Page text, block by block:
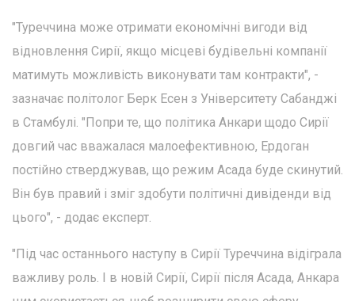
"Туреччина може отримати економічні вигоди від
відновлення Сирії, якщо місцеві будівельні компанії
матимуть можливість виконувати там контракти", -
зазначає політолог Берк Есен з Університету Сабанджі
в Стамбулі. "Попри те, що політика Анкари щодо Сирії
довгий час вважалася малоефективною, Ердоган
постійно стверджував, що режим Асада буде скинутий.
Він був правий і зміг здобути політичні дивіденди від
цього", - додає експерт.
"Під час останнього наступу в Сирії Туреччина відіграла
важливу роль. І в новій Сирії, Сирії після Асада, Анкара